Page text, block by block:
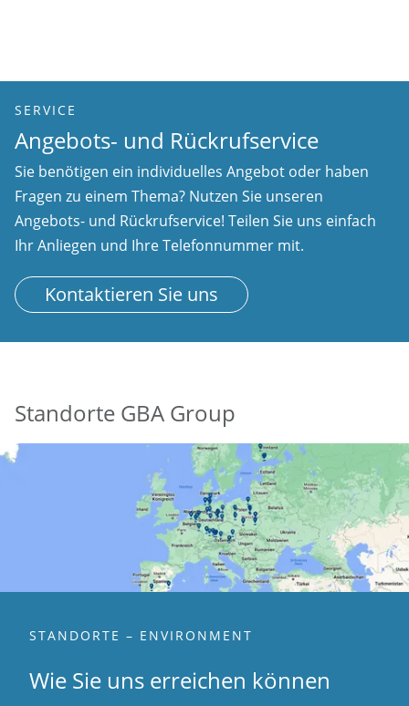
SERVICE
Angebots- und Rückrufservice
Sie benötigen ein individuelles Angebot oder haben
Fragen zu einem Thema? Nutzen Sie unseren
Angebots- und Rückrufservice! Teilen Sie uns einfach
Ihr Anliegen und Ihre Telefonnummer mit.
Kontaktieren Sie uns
Standorte GBA Group
STANDORTE – ENVIRONMENT
Wie Sie uns erreichen können